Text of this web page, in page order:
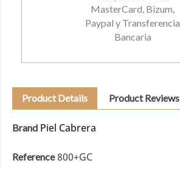
MasterCard, Bizum,
Paypal y Transferencia
Bancaria
Product Details Product Reviews
Brand Piel Cabrera
Reference 800+GC